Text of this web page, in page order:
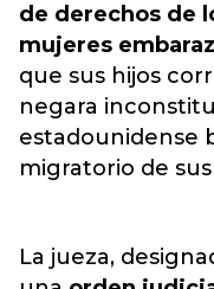
de derechos de
mujeres
que sus hijos
negara
estadounidense
migratorio de
La jueza,